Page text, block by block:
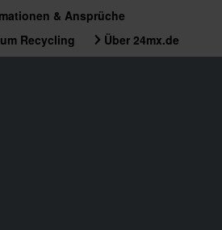
& Ansprüche
Recycling
Über 24mx.de